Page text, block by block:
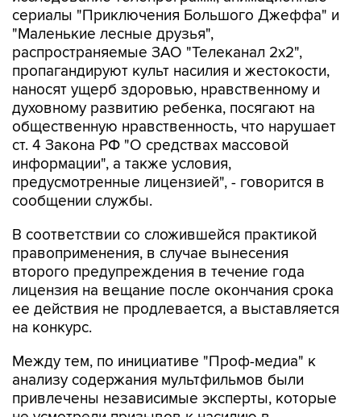
сериалы "Приключения Большого Джеффа" и
"Маленькие лесные друзья",
распространяемые ЗАО "Телеканал 2х2",
пропагандируют культ насилия и жестокости,
наносят ущерб здоровью, нравственному и
духовному развитию ребенка, посягают на
общественную нравственность, что нарушает
ст. 4 Закона РФ "О средствах массовой
информации", а также условия,
предусмотренные лицензией", - говорится в
сообщении службы.
В соответствии со сложившейся практикой
правоприменения, в случае вынесения
второго предупреждения в течение года
лицензия на вещание после окончания срока
ее действия не продлевается, а выставляется
на конкурс.
Между тем, по инициативе "Проф-медиа" к
анализу содержания мультфильмов были
привлечены независимые эксперты, которые